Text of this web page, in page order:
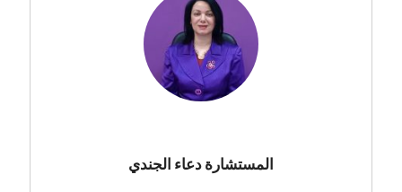
المستشارة دعاء الجندي